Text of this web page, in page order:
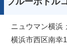
ニュウマン横浜
横浜市西区南幸